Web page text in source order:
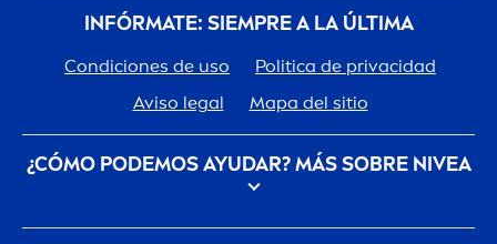
INFÓRMATE: SIEMPRE A LA ÚLTIMA
Condiciones de uso
Politica de privacidad
Aviso legal
Mapa del sitio
¿CÓMO PODEMOS AYUDAR? MÁS SOBRE NIVEA
Descubre la Historia de tu marca de confianza